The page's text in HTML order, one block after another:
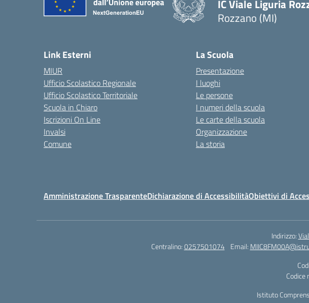
IC Viale Liguria
Rozzano (MI)
Link Esterni
MIUR
Ufficio Scolastico Regionale
Ufficio Scolastico Territoriale
Scuola in Chiaro
Iscrizioni On Line
Invalsi
Comune
La Scuola
Presentazione
I luoghi
Le persone
I numeri della scuola
Le carte della scuola
Organizzazione
La storia
Amministrazione TrasparenteDichiarazione di AccessibilitàObiettivi di
Indirizzo:
Centralino:0257501074 Email:
Codice
Istituto